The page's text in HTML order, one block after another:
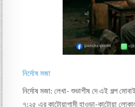
নির্দোষ মজা
নির্দোষ মজা: লেখা- শুভাশীষ দে এই গল্প
৭:২৫ এর কাটোয়াগামী হাওড়া-কাটোয়া